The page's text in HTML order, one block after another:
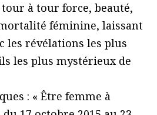
à tour force, beauté,
féminine, laissant
les révélations les plus
les plus mystérieux de
: « Être femme à